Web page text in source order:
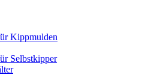
Kippmulden
Selbstkipper